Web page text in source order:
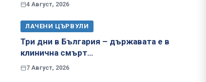
4 Август, 2026
ЛАЧЕНИ ЦЪРВУЛИ
Три дни в България – държавата е в
клинична смърт…
7 Август, 2026